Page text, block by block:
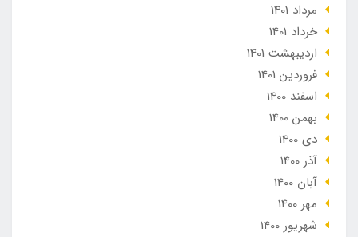
مرداد 1401
خرداد 1401
ارديبهشت 1401
فروردین 1401
اسفند 1400
بهمن 1400
دی 1400
آذر 1400
آبان 1400
مهر 1400
شهریور 1400